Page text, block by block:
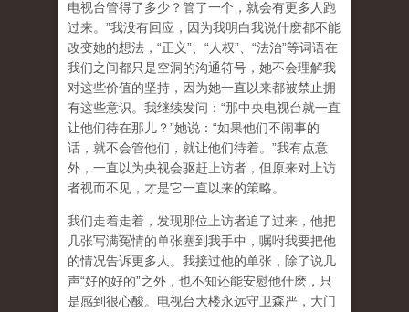
电视台管得了多少？管了一个，就会有更多人跑
过来。”我没有回应，因为我明白我说什麽都不能
改变她的想法，“正义”、“人权”、“法治”等词语在
我们之间都只是空洞的沟通符号，她不会理解我
对这些价值的坚持，因为她一直以来都被禁止拥
有这些意识。我继续发问：“那中央电视台就一直
让他们待在那儿？”她说：“如果他们不闹事的
话，就不会管他们，就让他们待着。”我有点意
外，一直以为央视会驱赶上访者，但原来对上访
者视而不见，才是它一直以来的策略。
我们走着走着，发现那位上访者追了过来，他把
几张写满冤情的单张塞到我手中，嘱咐我要把他
的情况告诉更多人。我接过他的单张，除了说几
声“好的好的”之外，也不知还能安慰他什麽，只
是感到很心酸。电视台大楼永远守卫森严，大门